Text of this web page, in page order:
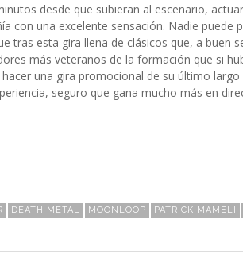
desde que subieran al escenario,
con una excelente sensación. Nadie puede
tras esta gira llena de clásicos que, a buen
más veteranos de la formación que si
una gira promocional de su último largo
seguro que gana mucho más en
DEATH METAL MOONLOOP PATRICK MAMELI